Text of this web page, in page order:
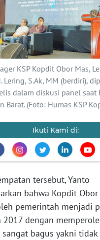
KSP Kopdit Obor Mas,
Lering, S.Ak, MM (berdiri),
dalam diskusi panel saat
Barat. (Foto: Humas KSP
Ikuti Kami di:
tersebut, Yanto
bahwa Kopdit
pemerintah menjadi
2017 dengan
bagus yakni